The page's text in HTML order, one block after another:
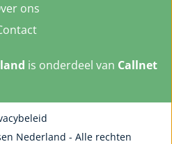
ons
is onderdeel van Callnet
Nederland - Alle rechten